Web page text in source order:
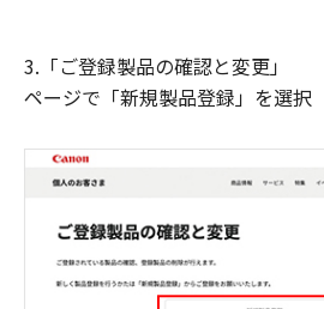
3.「ご登録製品の確認と変更」
ページで「新規製品登録」を選択